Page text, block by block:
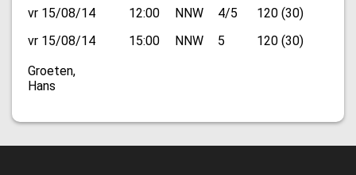
vr 15/08/14
12:00 NNW 4/5
120 (30)
vr 15/08/14
Groeten,
Hans
15:00 NNW 5 120 (30)